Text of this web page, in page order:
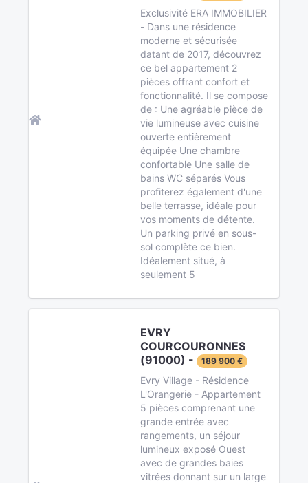
Exclusivité ERA IMMOBILIER
- Dans une résidence
moderne et sécurisée
datant de 2017, découvrez
ce bel appartement 2
pièces offrant confort et
fonctionnalité. Il se compose
de : Une agréable pièce de
vie lumineuse avec cuisine
ouverte entièrement
équipée Une chambre
confortable Une salle de
bains WC séparés Vous
profiterez également d'une
belle terrasse, idéale pour
vos moments de détente.
Un parking privé en sous-
sol complète ce bien.
Idéalement situé, à
seulement 5
EVRY
COURCOURONNES
(91000) -
189 900 €
Evry Village - Résidence
L'Orangerie - Appartement
5 pièces comprenant une
grande entrée avec
rangements, un séjour
lumineux exposé Ouest
avec de grandes baies
vitrées donnant sur un large